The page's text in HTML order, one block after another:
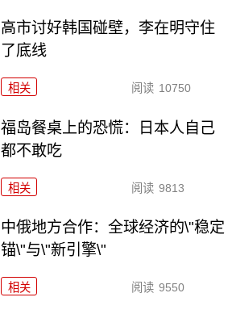
高市讨好韩国碰壁，李在明守住
了底线
相关 阅读 10750
福岛餐桌上的恐慌：日本人自己
都不敢吃
相关 阅读 9813
中俄地方合作：全球经济的\"稳定
锚\"与\"新引擎\"
相关 阅读 9550